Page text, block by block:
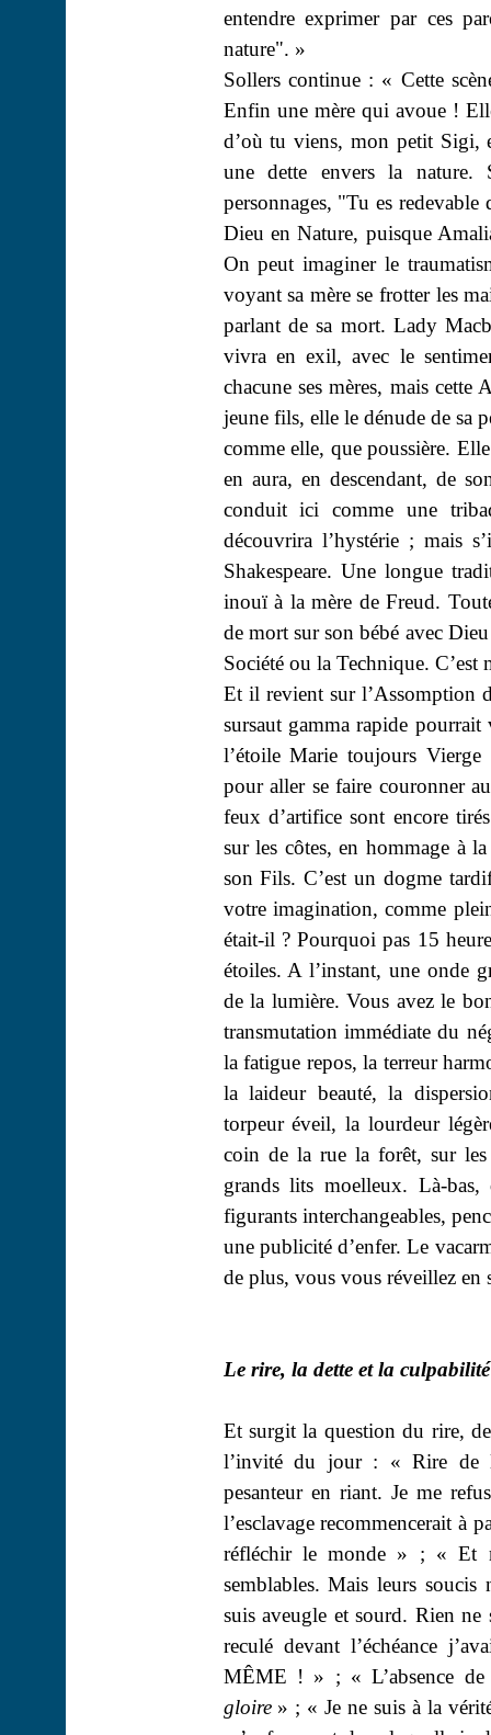
entendre exprimer par ces
nature". »
Sollers continue : « Cette
Enfin une mère qui avoue !
d’où tu viens, mon petit Sigi,
une dette envers la
personnages, "Tu es
Dieu en Nature, puisque
On peut imaginer le
voyant sa mère se frotter les
parlant de sa mort. Lady
vivra en exil, avec le
chacune ses mères, mais
jeune fils, elle le dénude de sa
comme elle, que poussière.
en aura, en descendant, de
conduit ici comme une
découvrira l’hystérie ; mais
Shakespeare. Une longue
inouï à la mère de Freud.
de mort sur son bébé avec
Société ou la Technique.
Et il revient sur l’Assomption
sursaut gamma rapide
l’étoile Marie toujours
pour aller se faire couronner
feux d’artifice sont encore
sur les côtes, en hommage à
son Fils. C’est un dogme
votre imagination, comme
était-il ? Pourquoi pas 15
étoiles. A l’instant, une onde
de la lumière. Vous avez le
transmutation immédiate du
la fatigue repos, la terreur
la laideur beauté, la
torpeur éveil, la lourdeur
coin de la rue la forêt, sur les
grands lits moelleux. Là-
figurants interchangeables,
une publicité d’enfer. Le
de plus, vous vous réveillez en
Le rire, la dette et la culpabilité
Et surgit la question du rire,
l’invité du jour : « Rire de
pesanteur en riant. Je me
l’esclavage recommencerait à
réfléchir le monde » ; «
semblables. Mais leurs
suis aveugle et sourd. Rien
reculé devant l’échéance
MÊME ! » ; « L’absence
gloire» ; « Je ne suis à la